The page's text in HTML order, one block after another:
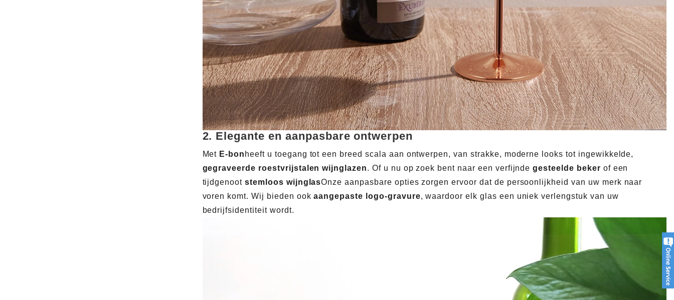
2. Elegante en aanpasbare ontwerpen
Met E-bon heeft u toegang tot een breed scala aan ontwerpen, van strakke, moderne looks tot ingewikkelde,
gegraveerde roestvrijstalen wijnglazen. Of u nu op zoek bent naar een verfijndegesteelde beker of een
tijdgenootstemloos wijnglasOnze aanpasbare opties zorgen ervoor dat de persoonlijkheid van uw merk naar
voren komt. Wij bieden ookaangepaste logo-gravure, waardoor elk glas een uniek verlengstuk van uw
bedrijfsidentiteit wordt.